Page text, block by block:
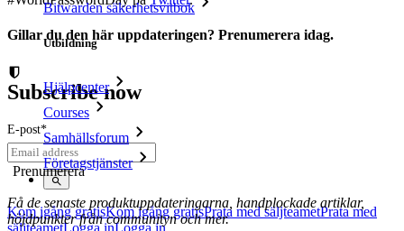
Bitwarden säkerhetsvitbok
Utbildning
Hjälpcenter
Courses
Samhällsforum
Företagstjänster
Kom igång gratisKom igång gratisPrata med säljteametPrata med
Gillar du den här uppdateringen? Prenumerera idag.
Subscribe now
E-post*
Få de senaste produktuppdateringarna, handplockade artiklar,
höjdpunkter från communityn och mer.